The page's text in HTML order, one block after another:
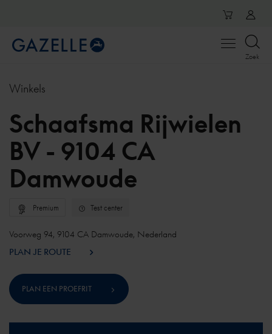
Open
Zoek
Winkels
Schaafsma Rijwielen
BV - 9104 CA
Damwoude
Premium Test center
Voorweg 94, 9104 CA Damwoude, Nederland
PLAN JE ROUTE
PLAN EEN PROEFRIT